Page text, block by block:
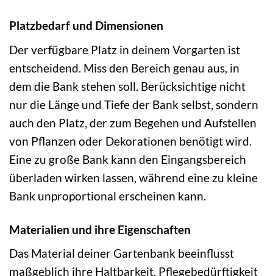
Platzbedarf und Dimensionen
Der verfügbare Platz in deinem Vorgarten ist
entscheidend. Miss den Bereich genau aus, in
dem die Bank stehen soll. Berücksichtige nicht
nur die Länge und Tiefe der Bank selbst, sondern
auch den Platz, der zum Begehen und Aufstellen
von Pflanzen oder Dekorationen benötigt wird.
Eine zu große Bank kann den Eingangsbereich
überladen wirken lassen, während eine zu kleine
Bank unproportional erscheinen kann.
Materialien und ihre Eigenschaften
Das Material deiner Gartenbank beeinflusst
maßgeblich ihre Haltbarkeit, Pflegebedürftigkeit